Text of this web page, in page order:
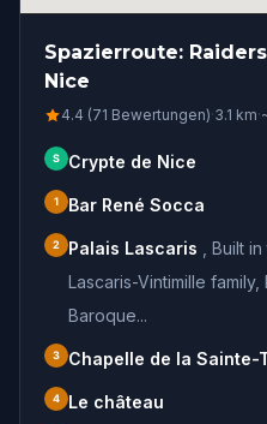
Spazierroute:
Nice
4.4 (71 Bewertungen)·3.1 km·
S Crypte de Nice
1 Bar René Socca
2 Palais Lascaris
Built
Lascaris-Vintimille
Baroque...
3 Chapelle de la Sainte-
4 Le château